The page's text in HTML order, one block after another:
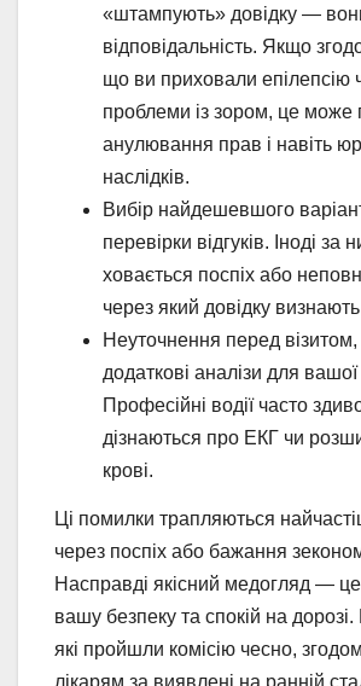
«штампують» довідку —
відповідальність. Якщо
що ви приховали епілепсію
проблеми із зором, це може
анулювання прав і навіть
наслідків.
Вибір найдешевшого
перевірки відгуків. Іноді за
ховається поспіх або
через який довідку
Неуточнення перед візитом,
додаткові аналізи для вашої
Професійні водії часто
дізнаються про ЕКГ чи
крові.
Ці помилки трапляються
через поспіх або бажання
Насправді якісний медогляд — це
вашу безпеку та спокій на дорозі.
які пройшли комісію чесно,